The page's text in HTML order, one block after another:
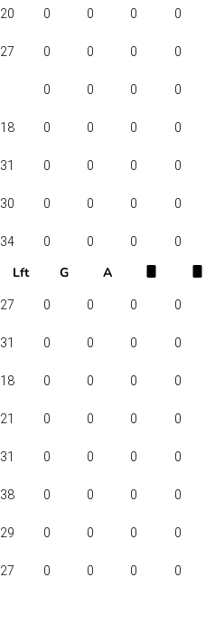
20 0 0 0 0
27 0 0 0 0
0 0 0 0
18 0 0 0 0
31 0 0 0 0
30 0 0 0 0
34 0 0 0 0
Lft G A
27 0 0 0 0
31 0 0 0 0
18 0 0 0 0
21 0 0 0 0
31 0 0 0 0
38 0 0 0 0
29 0 0 0 0
27 0 0 0 0